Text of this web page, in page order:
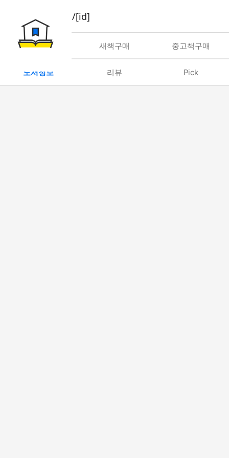
book/rent/[id]
대여 새책구매 중고책구매
도서정보 리뷰 Pick